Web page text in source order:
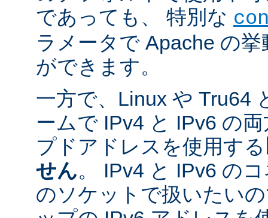
であっても、 特別な
ラメータで Apache の
ができます。
一方で、Linux や Tru64
ームで IPv4 と IPv6 の
プドアドレスを使用する
せん。 IPv4 と IPv6 の
のソケットで扱いたい